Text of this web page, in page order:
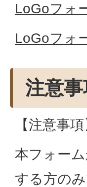
LoGoフォ
LoGoフォ
注意
【注意事項
本フォー
する方のみ